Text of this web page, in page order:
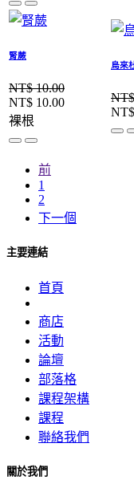
腎蕨
NT$10.00
NT$ 10.00
裸根
烏來
NT$
前
1
2
下一個
主要連結
首頁
商店
活動
論壇
部落格
課程架構
課程
聯絡我們
關於我們